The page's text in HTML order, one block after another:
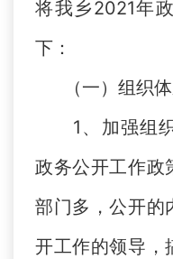
将我乡2021年
下：
（一）组织
1、加强组
政务公开工作政
部门多，公开的
开工作的领导，